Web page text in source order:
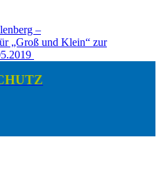
–
„Groß und Klein“ zur